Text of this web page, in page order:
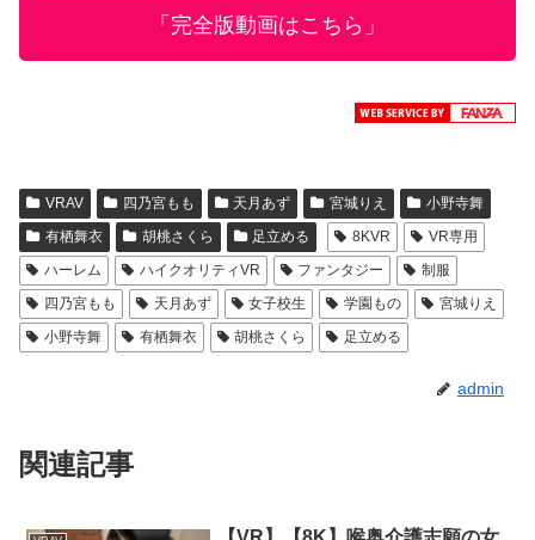
「完全版動画はこちら」
VRAV 四乃宮もも 天月あず 宮城りえ
小野寺舞
有栖舞衣
胡桃さくら 足立める 8KVR
VR専用
ハーレム
ハイクオリティVR ファンタジー
制服
四乃宮もも
天月あず 女子校生 学園もの
宮城りえ
小野寺舞
有栖舞衣 胡桃さくら 足立める
admin
関連記事